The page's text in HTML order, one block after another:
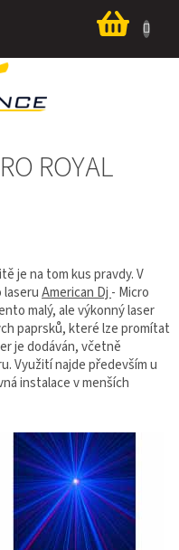
košík
ROYAL
je na tom kus pravdy. V
laseruAmerican Dj - Micro
malý, ale výkonný laser
paprsků, které lze promítat
je dodáván, včetně
Využití najde především u
instalace v menších